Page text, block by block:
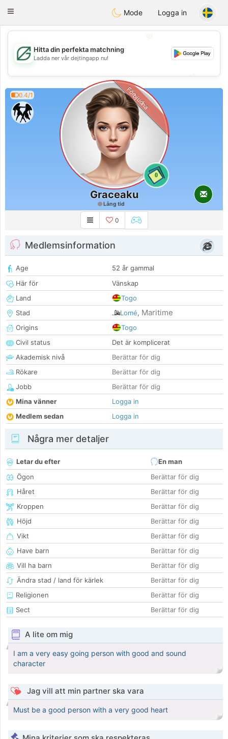
GulfDating
Toggle
Mode Logga in
💖
💕
💕
Hitta din perfekta matchning
Ladda ner vår dejtingapp nu!
0.4/1
0
Förbjudna
Graceaku
Lång tid
0
Medlemsinformation
Age
52 år gammal
Här för
Vänskap
Land
Togo
Stad
Lomé, Maritime
Origins
Togo
Civil status
Det är komplicerat
Akademisk nivå
Berättar för dig
Rökare
Berättar för dig
Jobb
Berättar för dig
Mina vänner
Logga in
Medlem sedan
Logga in
Några mer detaljer
Letar du efter
En man
Ögon
Berättar för dig
Håret
Berättar för dig
Kroppen
Berättar för dig
Höjd
Berättar för dig
Vikt
Berättar för dig
Have barn
Berättar för dig
Vill ha barn
Berättar för dig
Ändra stad / land för kärlek
Berättar för dig
Religionen
Berättar för dig
Sect
Berättar för dig
A lite om mig
I am a very easy going person with good and sound
character
Jag vill att min partner ska vara
Must be a good person with a very good heart